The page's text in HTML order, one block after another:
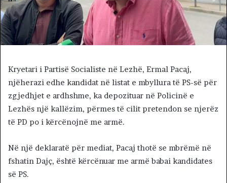
Kryetari i Partisë Socialiste në Lezhë, Ermal Pacaj,
njëherazi edhe kandidat në listat e mbyllura të PS-së për
zgjedhjet e ardhshme, ka depozituar në Policinë e
Lezhës një kallëzim, përmes të cilit pretendon se njerëz
të PD po i kërcënojnë me armë.
Në një deklaratë për mediat, Pacaj thotë se mbrëmë në
fshatin Dajç, është kërcënuar me armë babai kandidates
së PS.